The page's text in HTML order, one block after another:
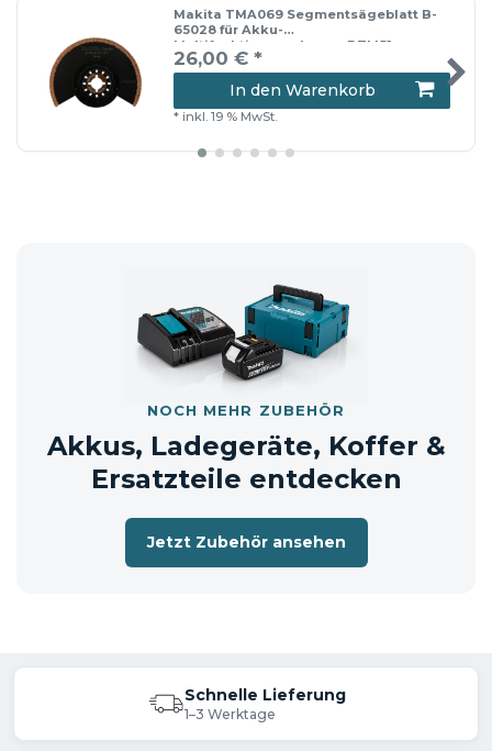
📦 Versandhinweis: Die Lieferung erfolgt
Makita TMA069 Segmentsägeblatt B-
65028 für Akku-
Multifunktionswerkzeug DTM51
26,00 € *
In den Warenkorb
* inkl. 19 % MwSt.
NOCH MEHR ZUBEHÖR
Akkus, Ladegeräte, Koffer &
Ersatzteile entdecken
Jetzt Zubehör ansehen
Schnelle Lieferung
1–3 Werktage